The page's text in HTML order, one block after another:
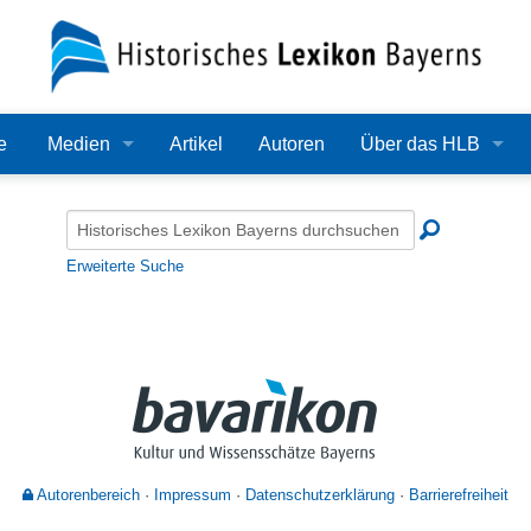
Medien
Audio
Alle Dateien
Artikel Autoren Über das HLB
Redaktion
Bearbeitungsstand
Zehn Jahre HLB
Erweiterte Suche
Autorenbereich Impressum Datenschutzerklärung Barrierefreiheit